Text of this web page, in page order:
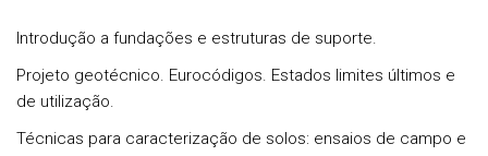
Introdução a fundações e estruturas de suporte.
Projeto geotécnico. Eurocódigos. Estados limites últimos e
de utilização.
Técnicas para caracterização de solos: ensaios de campo e